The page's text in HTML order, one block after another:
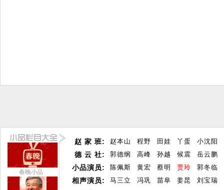
春晚小品
赵 家 班:
德 云 社:
小品演员:
相声演员:
赵本山 程野 田娃 丫蛋
小沈阳
郭德纲
高峰 孙越 候震
岳云鹏
陈佩斯
黄宏 蔡明 贾玲
郭冬临
马三立
冯巩 苗阜 姜昆
刘宝瑞